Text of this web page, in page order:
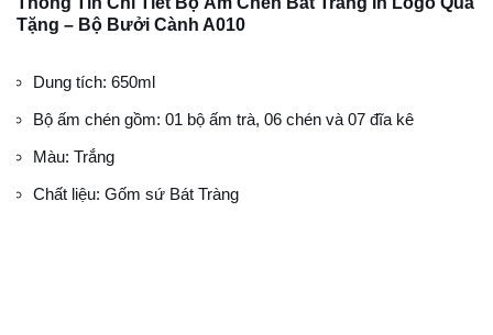
Tặng – Bộ Bưởi Cành A010
Dung tích: 650ml
Bộ ấm chén gồm: 01 bộ ấm trà, 06 chén và 07 đĩa kê
Màu: Trắng
Chất liệu: Gốm sứ Bát Tràng